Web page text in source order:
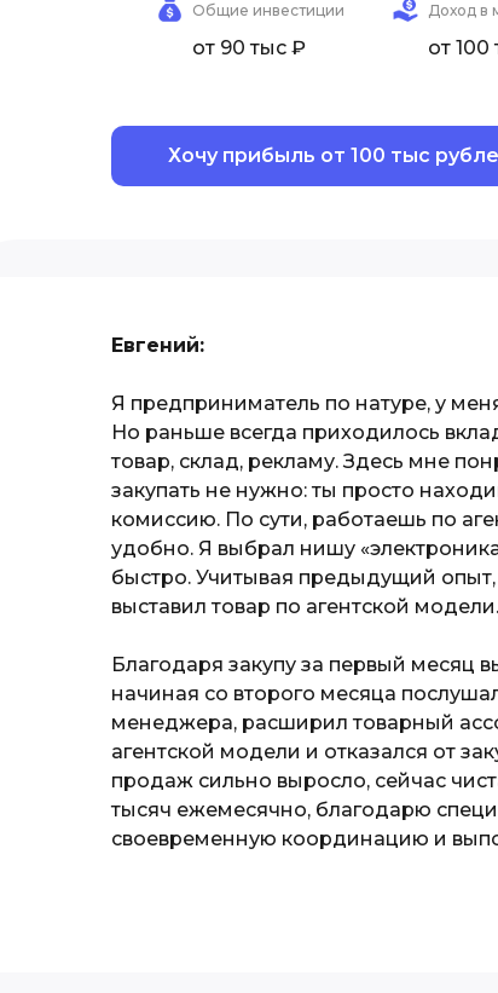
Общие инвестиции
от 90 тыс ₽
Доход в
от 100
Хочу прибыль от 100 тыс
Евгений:
Я предприниматель по натуре, у
Но раньше всегда приходилось
товар, склад, рекламу. Здесь мне
закупать не нужно: ты просто
комиссию. По сути, работаешь по
удобно. Я выбрал нишу
быстро. Учитывая предыдущий опыт,
выставил товар по агентской модели.
Благодаря закупу за первый месяц
начиная со второго месяца
менеджера, расширил товарный
агентской модели и отказался от
продаж сильно выросло, сейчас
тысяч ежемесячно, благодарю
своевременную координацию и